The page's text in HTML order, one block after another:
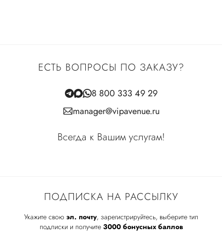
ПОДПИСКА НА РАССЫЛКУ
Укажите свою эл. почту, зарегистрируйтесь, выберите тип
подписки и получите 3000 бонусных баллов
ЕСТЬ ВОПРОСЫ ПО ЗАКАЗУ?
8 800 333 49 29
manager@vipavenue.ru
Всегда к Вашим услугам!